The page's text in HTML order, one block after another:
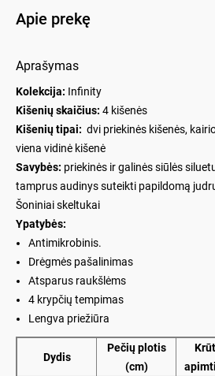
Apie prekę
Aprašymas
Kolekcija: Infinity
Kišenių skaičius: 4 kišenės
Kišenių tipai: dvi priekinės kišenės,
viena vidinė kišenė
Savybės: priekinės ir galinės siūlės
tamprus audinys suteikti papildomą
Šoniniai skeltukai
Ypatybės:
Antimikrobinis.
Drėgmės pašalinimas
Atsparus raukšlėms
4 krypčių tempimas
Lengva priežiūra
Dydis
Pečių plotis
(cm)